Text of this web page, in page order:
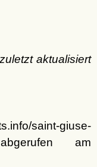
zuletzt aktualisiert
saint-giuse-
am